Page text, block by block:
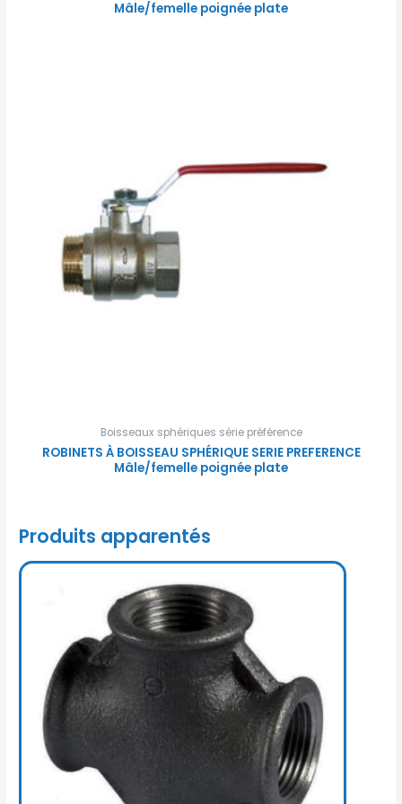
Mâle/femelle poignée plate
Boisseaux sphériques série préférence
ROBINETS À BOISSEAU SPHÉRIQUE SERIE PREFERENCE
Mâle/femelle poignée plate
Produits apparentés